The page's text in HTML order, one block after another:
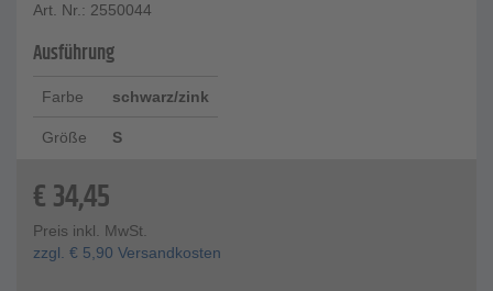
Art. Nr.: 2550044
Ausführung
Farbe schwarz/zink
Größe S
€34,45
Preis inkl. MwSt.
zzgl. € 5,90 Versandkosten